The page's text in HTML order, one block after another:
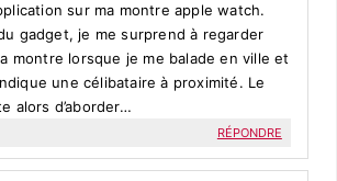
sur ma montre apple watch.
du gadget, je me surprend à regarder
montre lorsque je me balade en ville et
une célibataire à proximité. Le
alors d’aborder…
RÉPONDRE